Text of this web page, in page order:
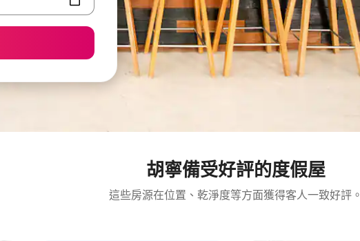
胡寧備受好評的度假屋
這些房源在位置、乾淨度等方面獲得客人一致好評。